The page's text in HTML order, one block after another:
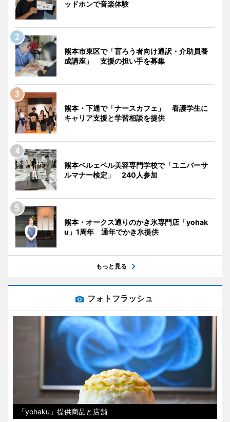
ッドホンで音楽体験
熊本市東区で「盲ろう者向け通訳・介助員養
成講座」 支援の担い手を募集
熊本・下通で「ナースカフェ」 看護学生に
キャリア支援と学習相談を提供
熊本ベルェベル美容専門学校で「ユニバーサ
ルマナー検定」 240人参加
熊本・オークス通りのかき氷専門店「yohak
u」1周年 通年でかき氷提供
もっと見る
フォトフラッシュ
「yohaku」提供商品と店舗